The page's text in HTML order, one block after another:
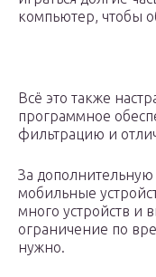
компьютер, чтобы
Всё это также
программное
фильтрацию и
За
мобильные
много устройств и
ограничение по
нужно.